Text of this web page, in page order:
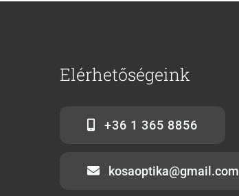
Elérhetőségeink
+36 1 365 8856
kosaoptika@gmail.com